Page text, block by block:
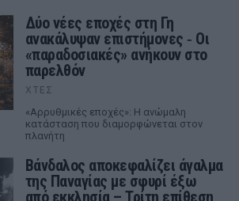
Δύο νέες εποχές στη Γη
ανακάλυψαν επιστήμονες ‑ Oι
«παραδοσιακές» ανήκουν στο
παρελθόν
ΧΤΕΣ
«Αρρυθμικές εποχές»: Η ανώμαλη
κατάσταση που διαμορφώνεται στον
πλανήτη
Βάνδαλος αποκεφαλίζει άγαλμα
της Παναγίας με σφυρί έξω
από εκκλησία – Τρίτη επίθεση